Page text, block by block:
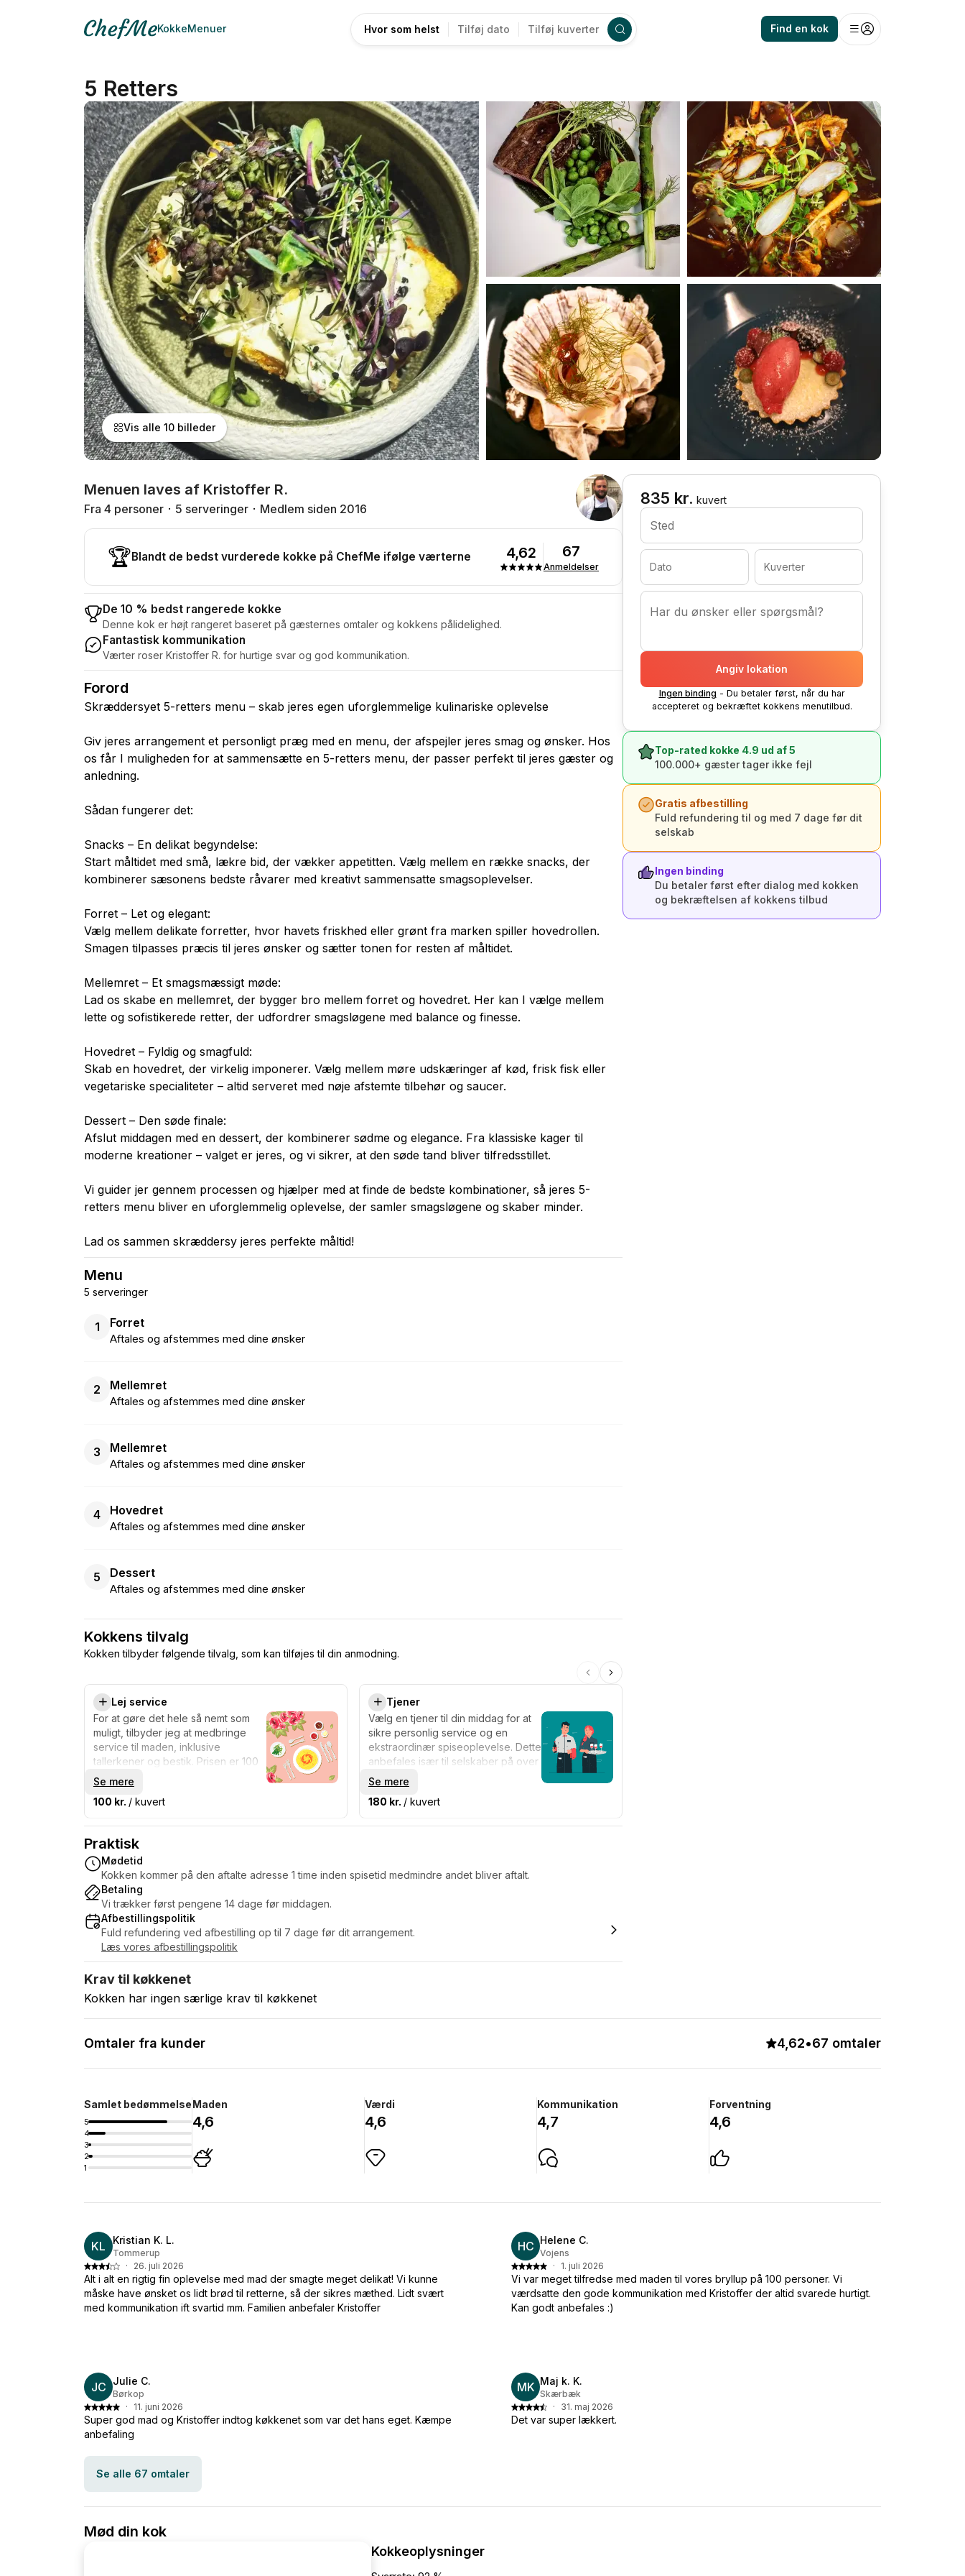
KokkeMenuer Hvor som helst Tilføj dato Tilføj kuverter Find en kok
5 Retters
Vis alle 10 billeder
Menuen laves af Kristoffer R.
Fra 4 personer 5 serveringer Medlem siden 2016
🏆Blandt de bedst vurderede kokke på ChefMe ifølge værterne 4,62 67
Anmeldelser
De 10 % bedst rangerede kokke
Denne kok er højt rangeret baseret på gæsternes omtaler og kokkens pålidelighed.
Fantastisk kommunikation
Værter roser Kristoffer R. for hurtige svar og god kommunikation.
Forord
Skræddersyet 5-retters menu – skab jeres egen uforglemmelige kulinariske oplevelse
Giv jeres arrangement et personligt præg med en menu, der afspejler jeres smag og ønsker. Hos
os får I muligheden for at sammensætte en 5-retters menu, der passer perfekt til jeres gæster og
anledning.
Sådan fungerer det:
Snacks – En delikat begyndelse:
Start måltidet med små, lækre bid, der vækker appetitten. Vælg mellem en række snacks, der
kombinerer sæsonens bedste råvarer med kreativt sammensatte smagsoplevelser.
Forret – Let og elegant:
Vælg mellem delikate forretter, hvor havets friskhed eller grønt fra marken spiller hovedrollen.
Smagen tilpasses præcis til jeres ønsker og sætter tonen for resten af måltidet.
Mellemret – Et smagsmæssigt møde:
Lad os skabe en mellemret, der bygger bro mellem forret og hovedret. Her kan I vælge mellem
lette og sofistikerede retter, der udfordrer smagsløgene med balance og finesse.
Hovedret – Fyldig og smagfuld:
Skab en hovedret, der virkelig imponerer. Vælg mellem møre udskæringer af kød, frisk fisk eller
vegetariske specialiteter – altid serveret med nøje afstemte tilbehør og saucer.
Dessert – Den søde finale:
Afslut middagen med en dessert, der kombinerer sødme og elegance. Fra klassiske kager til
moderne kreationer – valget er jeres, og vi sikrer, at den søde tand bliver tilfredsstillet.
Vi guider jer gennem processen og hjælper med at finde de bedste kombinationer, så jeres 5-
retters menu bliver en uforglemmelig oplevelse, der samler smagsløgene og skaber minder.
Lad os sammen skræddersy jeres perfekte måltid!
Menu
5 serveringer
1 Forret
Aftales og afstemmes med dine ønsker
2 Mellemret
Aftales og afstemmes med dine ønsker
3 Mellemret
Aftales og afstemmes med dine ønsker
4 Hovedret
Aftales og afstemmes med dine ønsker
5 Dessert
Aftales og afstemmes med dine ønsker
Kokkens tilvalg
Kokken tilbyder følgende tilvalg, som kan tilføjes til din anmodning.
Lej service
For at gøre det hele så nemt som
muligt, tilbyder jeg at medbringe
service til maden, inklusive
tallerkener og bestik. Prisen er 100
kroner pr. person.
Se mere
100 kr. / kuvert
Tjener
Vælg en tjener til din middag for at
sikre personlig service og en
ekstraordinær spiseoplevelse. Dette
anbefales især til selskaber på over
12 personer.
Se mere
180 kr. / kuvert
Praktisk
Mødetid
Kokken kommer på den aftalte adresse 1 time inden spisetid medmindre andet bliver aftalt.
Betaling
Vi trækker først pengene 14 dage før middagen.
Afbestillingspolitik
Fuld refundering ved afbestilling op til 7 dage før dit arrangement.
Læs vores afbestillingspolitik
Krav til køkkenet
Kokken har ingen særlige krav til køkkenet
835 kr. kuvert
Sted
Dato Kuverter
Har du ønsker eller spørgsmål?
Angiv lokation
Ingen binding - Du betaler først, når du har
accepteret og bekræftet kokkens menutilbud.
Top-rated kokke 4.9 ud af 5
100.000+ gæster tager ikke fejl
Gratis afbestilling
Fuld refundering til og med 7 dage før dit
selskab
Ingen binding
Du betaler først efter dialog med kokken
og bekræftelsen af kokkens tilbud
Omtaler fra kunder 4,62•67 omtaler
Samlet bedømmelse
5
4
3
2
1
Maden
4,6
Værdi
4,6
Kommunikation
4,7
Forventning
4,6
KL Kristian K. L.
Tommerup
·
26. juli 2026
Alt i alt en rigtig fin oplevelse med mad der smagte meget delikat! Vi kunne
måske have ønsket os lidt brød til retterne, så der sikres mæthed. Lidt svært
med kommunikation ift svartid mm. Familien anbefaler Kristoffer
HC Helene C.
Vojens
·
1. juli 2026
Vi var meget tilfredse med maden til vores bryllup på 100 personer. Vi
værdsatte den gode kommunikation med Kristoffer der altid svarede hurtigt.
Kan godt anbefales :)
JC Julie C.
Børkop
·
11. juni 2026
Super god mad og Kristoffer indtog køkkenet som var det hans eget. Kæmpe
anbefaling
MK Maj k. K.
Skærbæk
·
31. maj 2026
Det var super lækkert.
Se alle 67 omtaler
Mød din kok
Kokkeoplysninger